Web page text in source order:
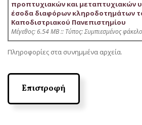
προπτυχιακών και μεταπτυχιακών
έσοδα διαφόρων κληροδοτημάτων
Καποδιστριακού Πανεπιστημίου
Mέγεθος: 6.54 MB :: Τύπος: Συμπιεσμένος
Πληροφορίες στα συνημμένα αρχεία.
Επιστροφή